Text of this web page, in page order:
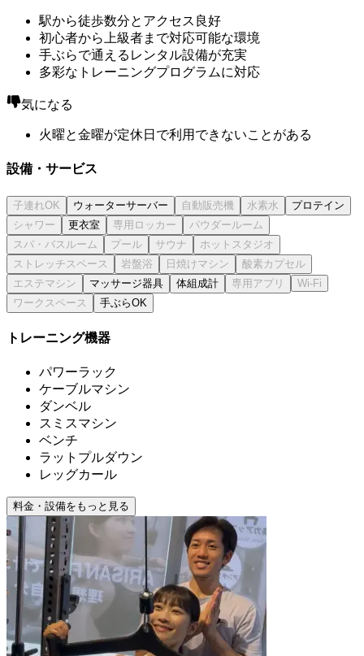
駅から徒歩数分とアクセス良好
初心者から上級者まで対応可能な環境
手ぶらで通えるレンタル設備が充実
多彩なトレーニングプログラムに対応
気になる
火曜と金曜が定休日で利用できないことがある
設備・サービス
ウォーターサーバー
プロテイン
更衣室
マッサージ器具
体組成計
手ぶらOK
トレーニング機器
パワーラック
ケーブルマシン
ダンベル
スミスマシン
ベンチ
ラットプルダウン
レッグカール
料金・設備をもっと見る